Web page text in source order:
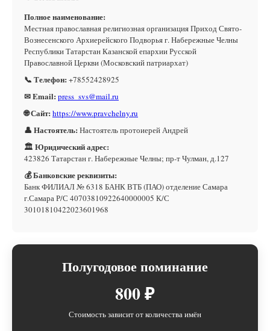
Полное наименование:
Местная православная религиозная организация Приход Свято-
Вознесенского Архиерейского Подворья г. Набережные Челны
Республики Татарстан Казанской епархии Русской
Православной Церкви (Московский патриархат)
📞 Телефон: +78552428925
✉ Email: press_svs@mail.ru
🌐 Сайт: https://www.pravchelny.ru
👤 Настоятель: Настоятель протоиерей Андрей
🏛 Юридический адрес:
423826 Татарстан г. Набережные Челны; пр-т Чулман, д.127
💰 Банковские реквизиты:
Банк ФИЛИАЛ № 6318 БАНК ВТБ (ПАО) отделение Самара
г.Самара Р/С 40703810922640000005 К/С
30101810422023601968
Полугодовое поминание
800 ₽
Стоимость зависит от количества имён